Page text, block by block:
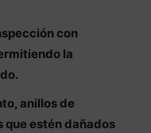
con
la
anillos de
que estén dañados